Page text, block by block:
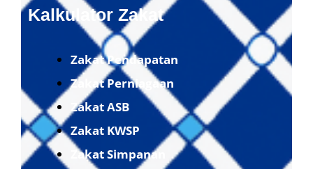
Kalkulator Zakat
Zakat Pendapatan
Zakat Perniagaan
Zakat ASB
Zakat KWSP
Zakat Simpanan